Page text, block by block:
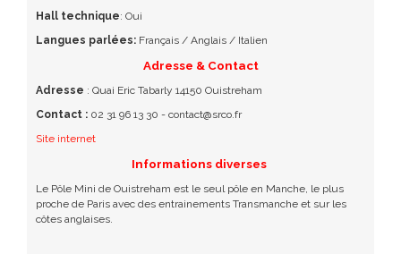
Hall technique: Oui
Langues parlées: Français / Anglais / Italien
Adresse & Contact
Adresse : Quai Eric Tabarly 14150 Ouistreham
Contact : 02 31 96 13 30 - contact@srco.fr
Site internet
Informations diverses
Le Pôle Mini de Ouistreham est le seul pôle en Manche, le plus
proche de Paris avec des entrainements Transmanche et sur les
côtes anglaises.